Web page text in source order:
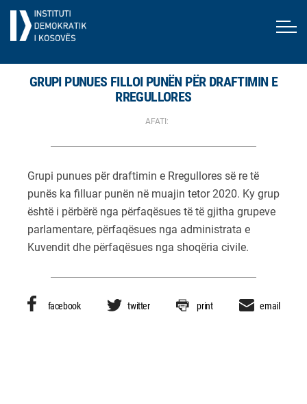
GRUPI PUNUES FILLOI PUNËN PËR DRAFTIMIN E
RREGULLORES
AFATI:
Grupi punues për draftimin e Rregullores së re të
punës ka filluar punën në muajin tetor 2020. Ky grup
është i përbërë nga përfaqësues të të gjitha grupeve
parlamentare, përfaqësues nga administrata e
Kuvendit dhe përfaqësues nga shoqëria civile.
facebook twitter print email